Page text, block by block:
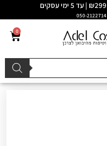
050-2122714
0